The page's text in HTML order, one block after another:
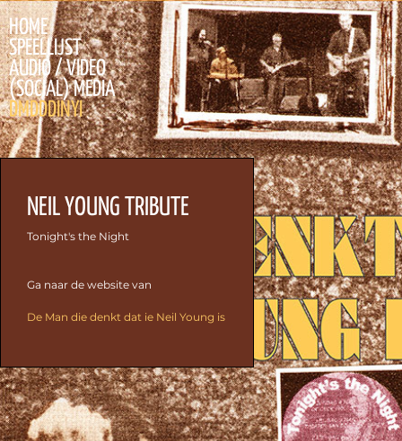
HOME
SPEELLIJST
AUDIO / VIDEO
(SOCIAL) MEDIA
DMDDDINYI
NEIL YOUNG TRIBUTE
Tonight's the Night
Ga naar de website van
De Man die denkt dat ie Neil Young is